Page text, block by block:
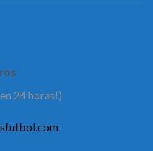
24 horas!)